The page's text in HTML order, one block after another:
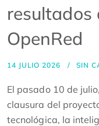
resultados
OpenRed
14 JULIO 2026 SIN
El pasado 10 de
clausura del
tecnológica, la